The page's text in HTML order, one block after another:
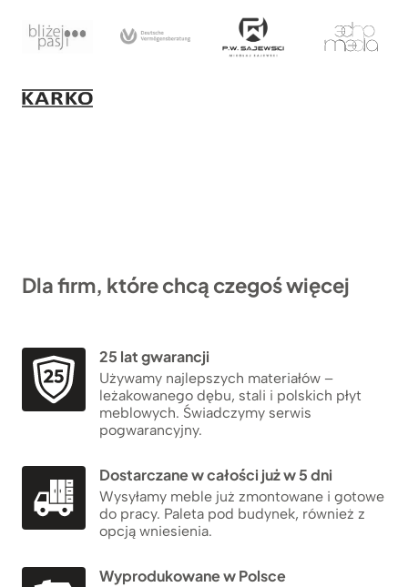
Dla firm, które chcą czegoś więcej
25 lat gwarancji
Używamy najlepszych materiałów –
leżakowanego dębu, stali i polskich płyt
meblowych. Świadczymy serwis
pogwarancyjny.
Dostarczane w całości już w 5 dni
Wysyłamy meble już zmontowane i gotowe
do pracy. Paleta pod budynek, również z
opcją wniesienia.
Wyprodukowane w Polsce